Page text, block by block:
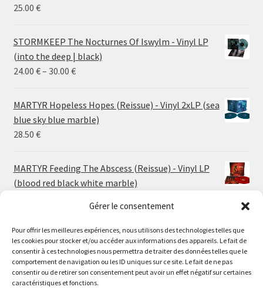
Gérer le consentement
Pour offrir les meilleures expériences, nous utilisons des technologies telles que
les cookies pour stocker et/ou accéder aux informations des appareils. Le fait de
consentir à ces technologies nous permettra de traiter des données telles que le
comportement de navigation ou les ID uniques sur ce site. Le fait de ne pas
consentir ou de retirer son consentement peut avoir un effet négatif sur certaines
caractéristiques et fonctions.
Le magasin de Lyon sera fermé du 30 juillet au 17 août
inclus. Les commandes seront expédiées à partir du 18
25.00 €
STORMKEEP The Nocturnes Of Iswylm - Vinyl LP
(into the deep | black)
24.00 €– 30.00 €Price
24.00 €
through
MARTYR Hopeless Hopes (Reissue) - Vinyl 2xLP (sea
blue sky blue marble)
28.50 €
MARTYR Feeding The Abscess (Reissue) - Vinyl LP
(blood red black white marble)
MARTYR Warp Zone (Reissue) - Vinyl LP (swamp
green orange marble)
23.00€